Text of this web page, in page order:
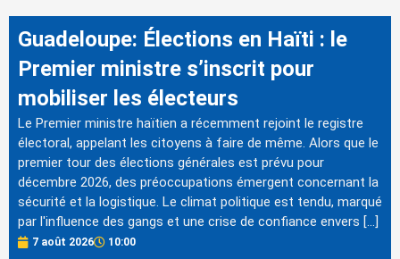
Guadeloupe: Élections en Haïti : le
Premier ministre s’inscrit pour
mobiliser les électeurs
Le Premier ministre haïtien a récemment rejoint le registre
électoral, appelant les citoyens à faire de même. Alors que le
premier tour des élections générales est prévu pour
décembre 2026, des préoccupations émergent concernant la
sécurité et la logistique. Le climat politique est tendu, marqué
par l'influence des gangs et une crise de confiance envers […]
7 août 2026 10:00